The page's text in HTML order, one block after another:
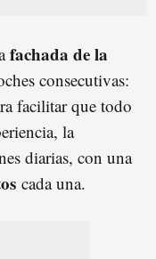
fachada de la
consecutivas:
facilitar que todo
la
diarias, con una
cada una.